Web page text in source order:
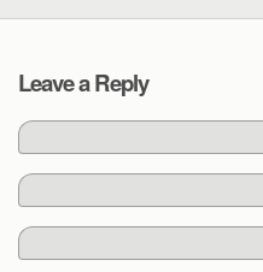
Leave a Reply